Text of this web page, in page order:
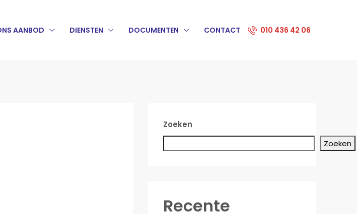
AANBOD DIENSTEN DOCUMENTEN CONTACT 010 436 42 06
Zoeken
Zoeken
Recente